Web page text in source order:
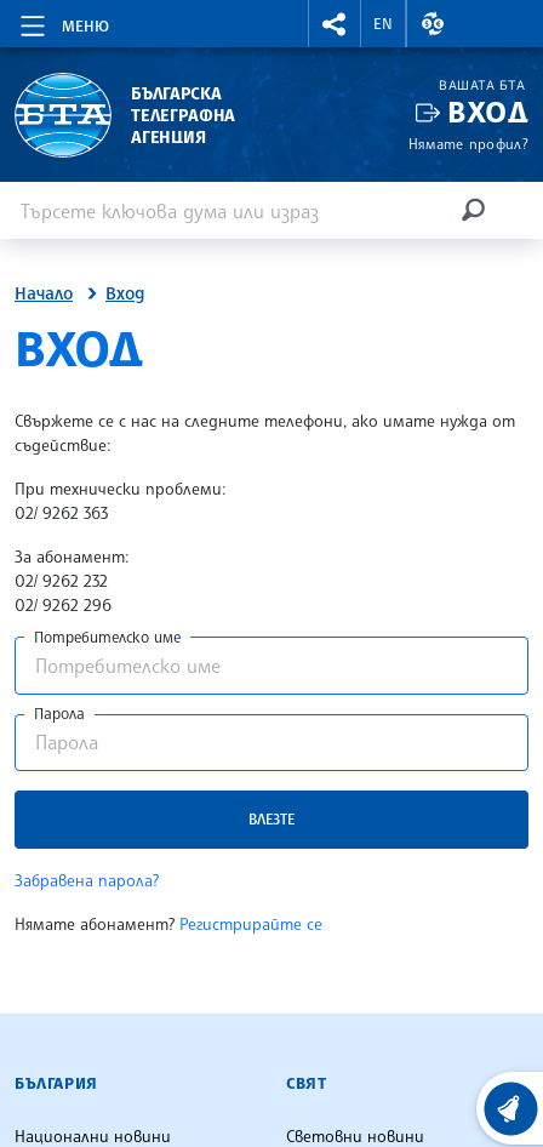
МЕНЮ
RIGHTMENU.SOCIAL
EN
ВАЛУТНИ
БЪЛГАРСКА
ТЕЛЕГРАФНА
АГЕНЦИЯ
ВАШАТА БТА
ВХОД
Нямате профил?
Начало Вход
SITE.BTA
ВХОД
Свържете се с нас на следните телефони, ако имате нужда от
съдействие:
При технически проблеми:
02/ 9262 363
За абонамент:
02/ 9262 232
02/ 9262 296
Потребителско име
Парола
ВЛЕЗТЕ
Забравена парола?
Нямате абонамент? Регистрирайте се
БЪЛГАРСКА ТЕЛЕГРАФНА АГЕНЦИЯ
БЪЛГАРИЯ
Национални новини
СВЯТ
Световни новини